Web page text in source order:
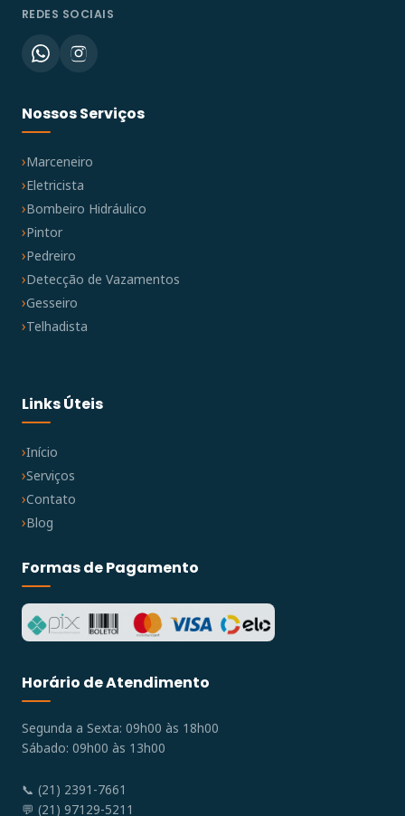
REDES SOCIAIS
Nossos Serviços
Marceneiro
Eletricista
Bombeiro Hidráulico
Pintor
Pedreiro
Detecção de Vazamentos
Gesseiro
Telhadista
Links Úteis
Início
Serviços
Contato
Blog
Formas de Pagamento
Horário de Atendimento
Segunda a Sexta: 09h00 às 18h00
Sábado: 09h00 às 13h00
📞 (21) 2391-7661
💬 (21) 97129-5211